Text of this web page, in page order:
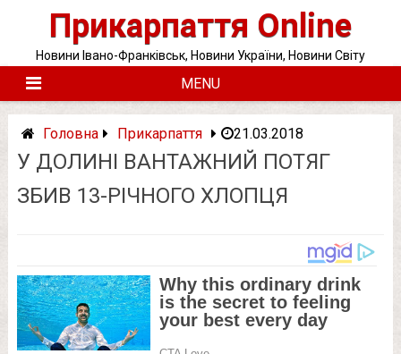
Прикарпаття Online
Новини Івано-Франківськ, Новини України, Новини Світу
MENU
Головна Прикарпаття 21.03.2018
У ДОЛИНІ ВАНТАЖНИЙ ПОТЯГ
ЗБИВ 13-РІЧНОГО ХЛОПЦЯ